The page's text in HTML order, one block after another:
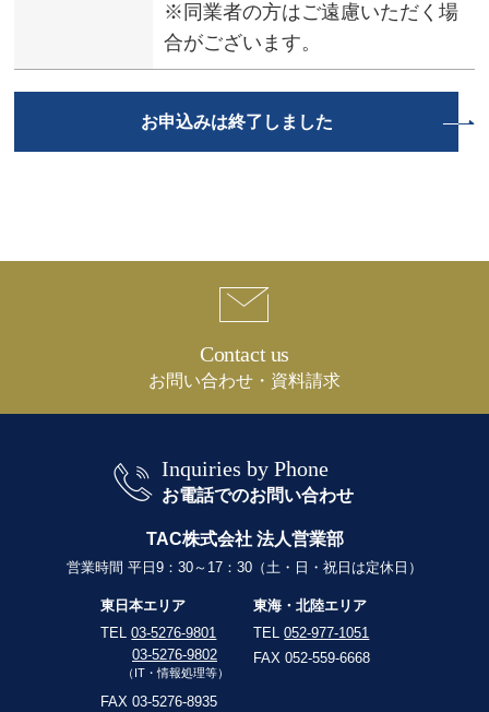
※同業者の方はご遠慮いただく場
合がございます。
お申込みは終了しました
Contact us
お問い合わせ・資料請求
Inquiries by Phone
お電話でのお問い合わせ
TAC株式会社 法人営業部
営業時間 平日9：30～17：30（土・日・祝日は定休日）
東日本エリア
TEL03-5276-9801
03-5276-9802
（IT・情報処理等）
FAX 03-5276-8935
東海・北陸エリア
TEL052-977-1051
FAX 052-559-6668